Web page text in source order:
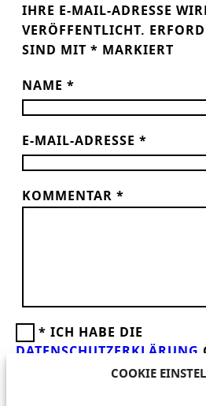
COOKIE
IHRE E-MAIL-ADRESSE
VERÖFFENTLICHT.
SIND MIT * MARKIERT
NAME *
E-MAIL-ADRESSE *
KOMMENTAR *
* ICH HABE DIE
DATENSCHUTZERKLÄRUNG
AKZEPTIERE DIESE.WIR